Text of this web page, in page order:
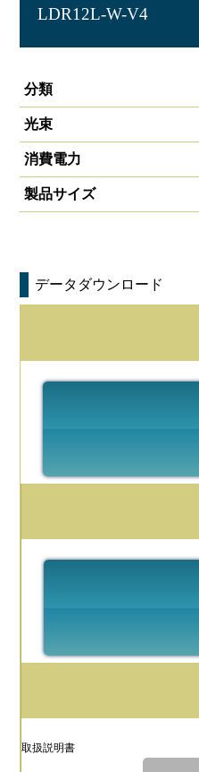
LDR12L-W-V4
分類
光束
消費電力
製品サイズ
データダウンロード
取扱説明書